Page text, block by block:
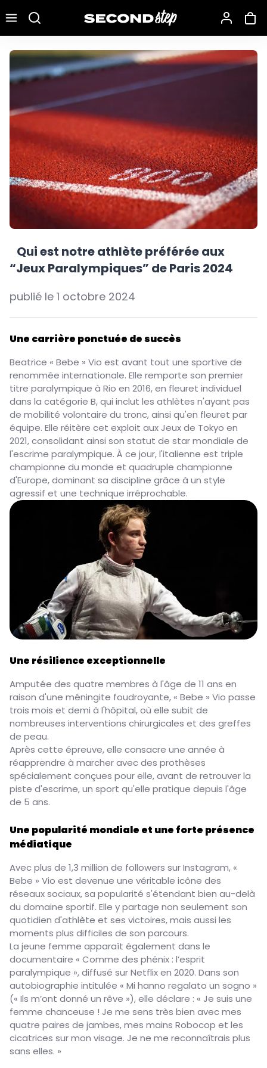
Qui est notre athlète préférée aux
“Jeux Paralympiques” de Paris 2024
publié le 1 octobre 2024
Une carrière ponctuée de succès
Beatrice « Bebe » Vio est avant tout une sportive de
renommée internationale. Elle remporte son premier
titre paralympique à Rio en 2016, en fleuret individuel
dans la catégorie B, qui inclut les athlètes n'ayant pas
de mobilité volontaire du tronc, ainsi qu'en fleuret par
équipe. Elle réitère cet exploit aux Jeux de Tokyo en
2021, consolidant ainsi son statut de star mondiale de
l'escrime paralympique. À ce jour, l'italienne est triple
championne du monde et quadruple championne
d'Europe, dominant sa discipline grâce à un style
agressif et une technique irréprochable.
Une résilience exceptionnelle
Amputée des quatre membres à l'âge de 11 ans en
raison d'une méningite foudroyante, « Bebe » Vio passe
trois mois et demi à l'hôpital, où elle subit de
nombreuses interventions chirurgicales et des greffes
de peau.
Après cette épreuve, elle consacre une année à
réapprendre à marcher avec des prothèses
spécialement conçues pour elle, avant de retrouver la
piste d'escrime, un sport qu'elle pratique depuis l'âge
de 5 ans.
Une popularité mondiale et une forte présence
médiatique
Avec plus de 1,3 million de followers sur Instagram, «
Bebe » Vio est devenue une véritable icône des
réseaux sociaux, sa popularité s'étendant bien au-delà
du domaine sportif. Elle y partage non seulement son
quotidien d'athlète et ses victoires, mais aussi les
moments plus difficiles de son parcours.
La jeune femme apparaît également dans le
documentaire « Comme des phénix : l’esprit
paralympique », diffusé sur Netflix en 2020. Dans son
autobiographie intitulée « Mi hanno regalato un sogno »
(« Ils m’ont donné un rêve »), elle déclare : « Je suis une
femme chanceuse ! Je me sens très bien avec mes
quatre paires de jambes, mes mains Robocop et les
cicatrices sur mon visage. Je ne me reconnaîtrais plus
sans elles. »